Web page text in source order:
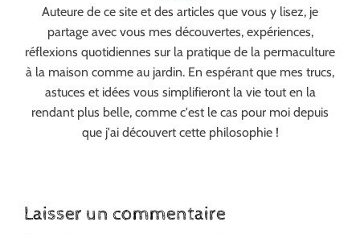
Auteure de ce site et des articles que vous y lisez, je
partage avec vous mes découvertes, expériences,
réflexions quotidiennes sur la pratique de la permaculture
à la maison comme au jardin. En espérant que mes trucs,
astuces et idées vous simplifieront la vie tout en la
rendant plus belle, comme c'est le cas pour moi depuis
que j'ai découvert cette philosophie !
Laisser un commentaire